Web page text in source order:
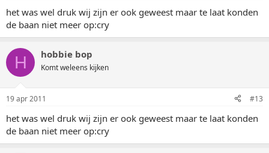
het was wel druk wij zijn er ook geweest maar te laat konden
de baan niet meer op:cry
H hobbie bop
Komt weleens kijken
19 apr 2011 #13
het was wel druk wij zijn er ook geweest maar te laat konden
de baan niet meer op:cry